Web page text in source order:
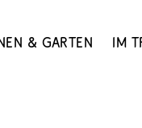
& Garten Im